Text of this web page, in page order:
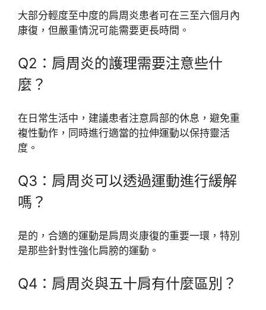
大部分輕度至中度的肩周炎患者可在三至六個月內
康復，但嚴重情況可能需要更長時間。
Q2：肩周炎的護理需要注意些什
麼？
在日常生活中，建議患者注意肩部的休息，避免重
複性動作，同時進行適當的拉伸運動以保持靈活
度。
Q3：肩周炎可以透過運動進行緩解
嗎？
是的，合適的運動是肩周炎康復的重要一環，特別
是那些針對性強化肩膀的運動。
Q4：肩周炎與五十肩有什麼區別？